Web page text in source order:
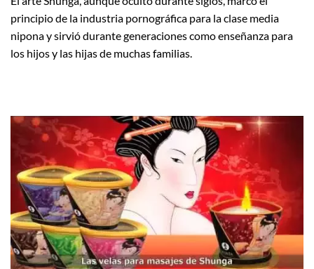
principio de la industria pornográfica para la clase media
nipona y sirvió durante generaciones como enseñanza para
los hijos y las hijas de muchas familias.